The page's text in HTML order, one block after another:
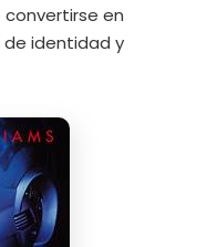
en
de identidad y